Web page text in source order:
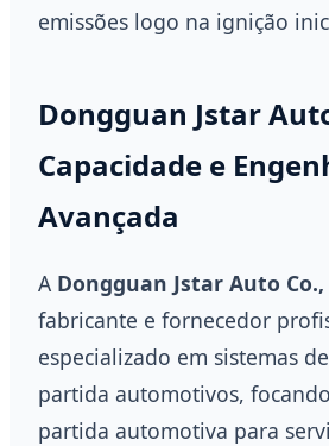
emissões logo na ignição
Dongguan Jstar
Capacidade e
Avançada
A Dongguan Jstar Auto
fabricante e fornecedor
especializado em sistemas
partida automotivos,
partida automotiva para